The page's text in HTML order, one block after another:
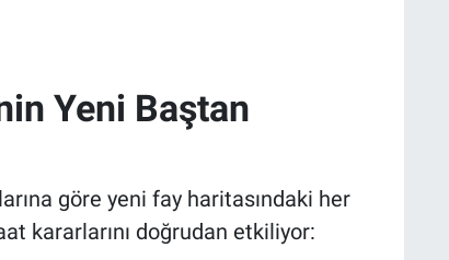
Yeni Baştan
göre yeni fay haritasındaki her
kararlarını doğrudan etkiliyor: